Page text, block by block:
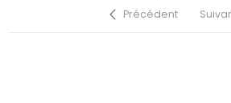
Précédent